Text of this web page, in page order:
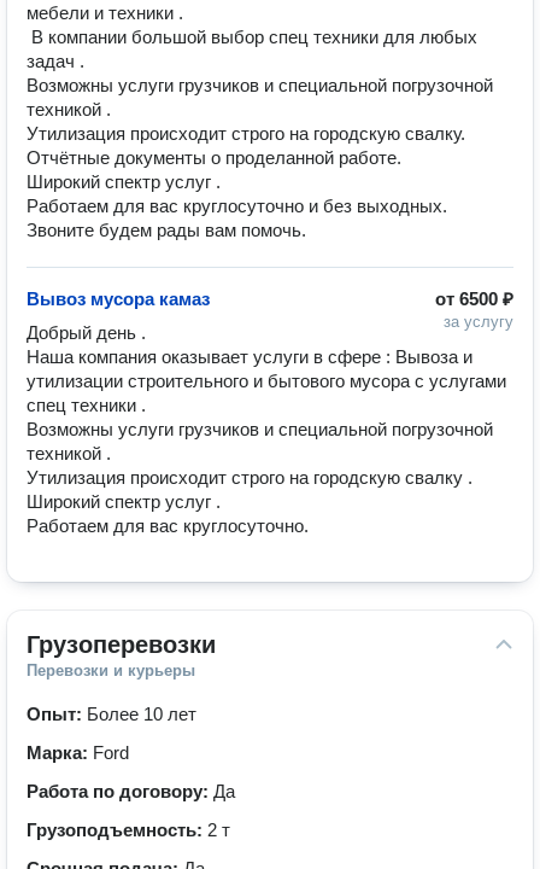
мебели и техники .
задач .
Возможны услуги грузчиков и специальной погрузочной
техникой .
Утилизация происходит строго на городскую свалку.
Отчётные документы о проделанной работе.
Широкий спектр услуг .
Работаем для вас круглосуточно и без выходных.
от 6500 ₽
за услугу
Вывоз мусора камаз
Добрый день .
Наша компания оказывает услуги в сфере : Вывоза и
утилизации строительного и бытового мусора с услугами
спец техники .
Возможны услуги грузчиков и специальной погрузочной
техникой .
Утилизация происходит строго на городскую свалку .
Широкий спектр услуг .
Работаем для вас круглосуточно.
Грузоперевозки
Перевозки и курьеры
Опыт: Более 10 лет
Марка: Ford
Работа по договору: Да
Грузоподъемность: 2 т